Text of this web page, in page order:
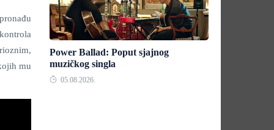
mu
Power Ballad: Poput sjajnog
muzičkog singla
05.08.2026.